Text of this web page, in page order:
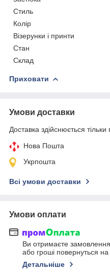
Стиль
Колір
Візерунки і принти
Стан
Склад
Приховати
Умови доставки
Доставка здійснюється тільки
Нова Пошта
Укрпошта
Всі умови доставки
Умови оплати
Ви отримаєте замовлення
або гроші повернуться
Детальніше